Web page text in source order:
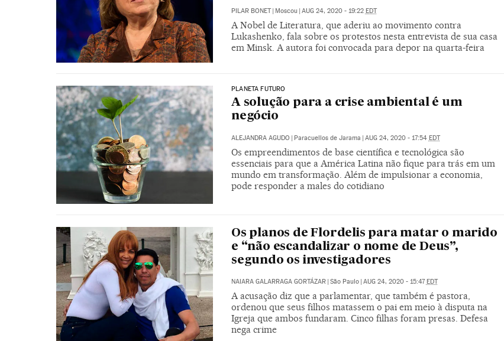
PILAR BONET | Moscou | AUG 24, 2020 - 19:22 EDT
A Nobel de Literatura, que aderiu ao movimento contra
Lukashenko, fala sobre os protestos nesta entrevista de sua casa
em Minsk. A autora foi convocada para depor na quarta-feira
PLANETA FUTURO
A solução para a crise ambiental é um
negócio
ALEJANDRA AGUDO Paracuellos de Jarama AUG 24, 2020 - 17:54 EDT
Os empreendimentos de base científica e tecnológica são
essenciais para que a América Latina não fique para trás em um
mundo em transformação. Além de impulsionar a economia,
pode responder a males do cotidiano
Os planos de Flordelis para matar o marido
e “não escandalizar o nome de Deus”,
segundo os investigadores
NAIARA GALARRAGA GORTÁZAR São Paulo AUG 24, 2020 - 15:47 EDT
A acusação diz que a parlamentar, que também é pastora,
ordenou que seus filhos matassem o pai em meio à disputa na
Igreja que ambos fundaram. Cinco filhas foram presas. Defesa
nega crime